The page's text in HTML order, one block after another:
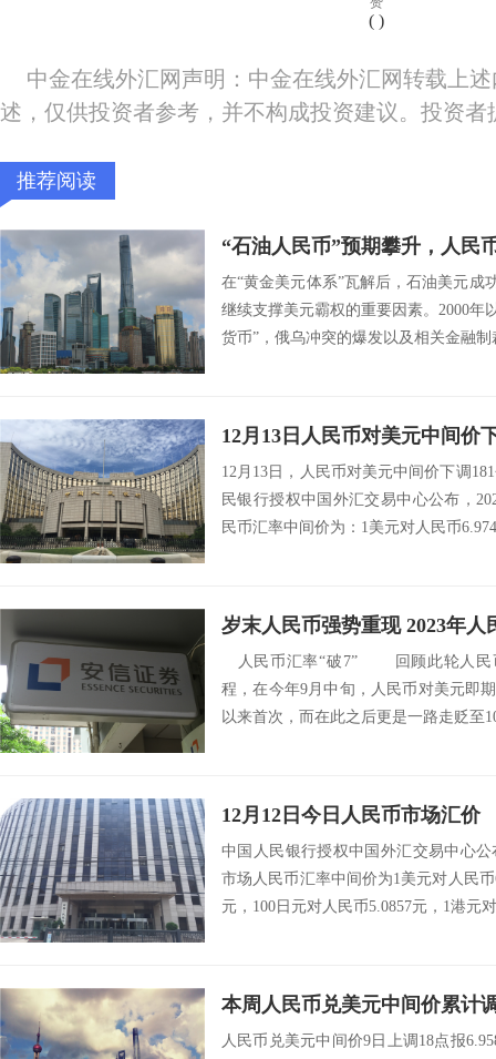
( )
中金在线外汇网声明：中金在线外汇网转载上
述，仅供投资者参考，并不构成投资建议。投资
推荐阅读
“石油人民币”预期攀升，人民
在“黄金美元体系”瓦解后，石油美元成
继续支撑美元霸权的重要因素。2000年
货币”，俄乌冲突的爆发以及相关金融
12月13日人民币对美元中间价
12月13日，人民币对美元中间价下调
民银行授权中国外汇交易中心公布，
民币汇率中间价为：1美元对人民币
岁末人民币强势重现 2023年人
人民币汇率“破7” 回顾此轮人民币
程，在今年9月中旬，人民币对美元即
以来首次，而在此之后更是一路走贬至
12月12日今日人民币市场汇价
中国人民银行授权中国外汇交易中心公
市场人民币汇率中间价为1美元对人民
元，100日元对人民币5.0857元，1港元
本周人民币兑美元中间价累计
人民币兑美元中间价9日上调18点报